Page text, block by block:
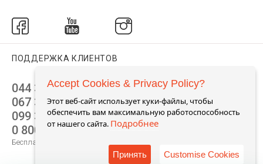
ПОДДЕРЖКА КЛИЕНТОВ
044 392 44 45
067 344 14 44 (viber)
099 399 23 80
0 800 305 805
Бесплатно по Украине
Accept Cookies & Privacy Policy?
Этот веб-сайт использует куки-файлы, чтобы
обеспечить вам максимальную работоспособность
от нашего сайта. Подробнее
Принять Customise Cookies